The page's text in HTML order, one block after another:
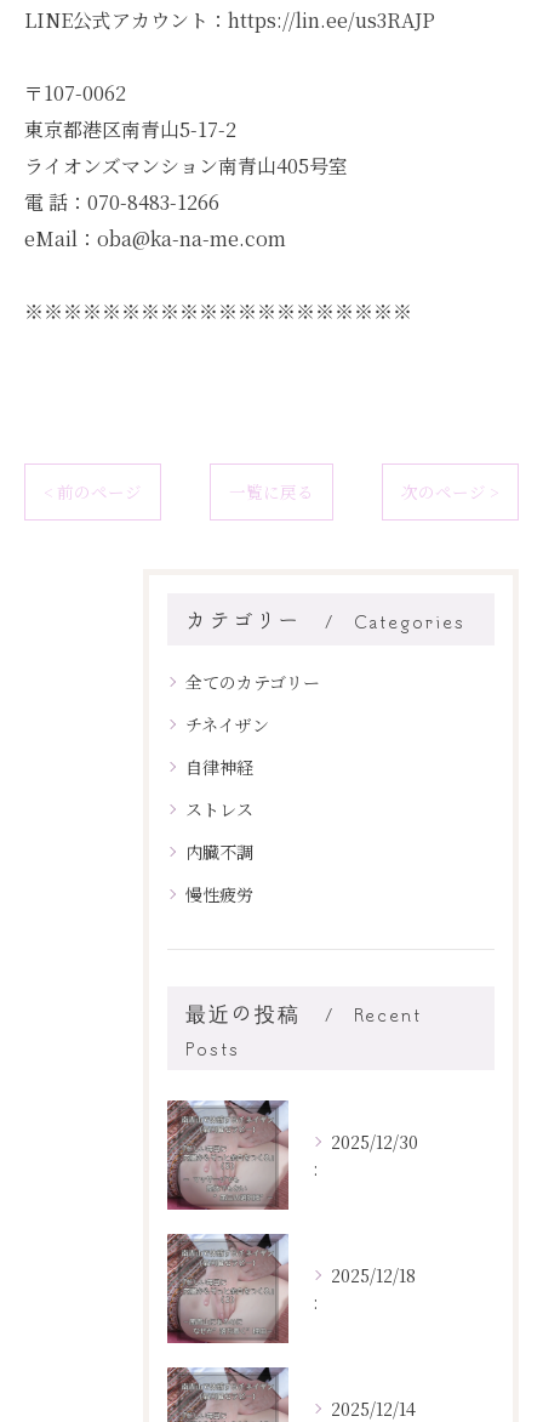
LINE公式アカウント：https://lin.ee/us3RAJP
〒107-0062
東京都港区南青山5-17-2
ライオンズマンション南青山405号室
電 話：070-8483-1266
eMail：oba@ka-na-me.com
※※※※※※※※※※※※※※※※※※※※
< 前のページ 一覧に戻る 次のページ >
カテゴリー Categories
全てのカテゴリー
チネイザン
自律神経
ストレス
内臓不調
慢性疲労
最近の投稿
Recent
Posts
2025/12/30
:
2025/12/18
:
2025/12/14